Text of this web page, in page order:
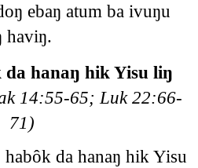
ebaŋ atum ba ivuŋu
haviŋ.
da hanaŋ hik Yisu liŋ
14:55-65; Luk 22:66-
71)
da hanaŋ hik Yisu